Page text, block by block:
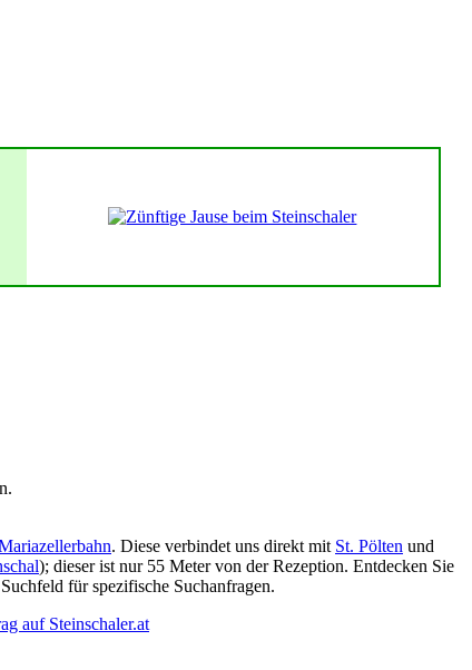
. Diese verbindet uns direkt mit St. Pölten und
); dieser ist nur 55 Meter von der Rezeption. Entdecken Sie
für spezifische Suchanfragen.
auf Steinschaler.at